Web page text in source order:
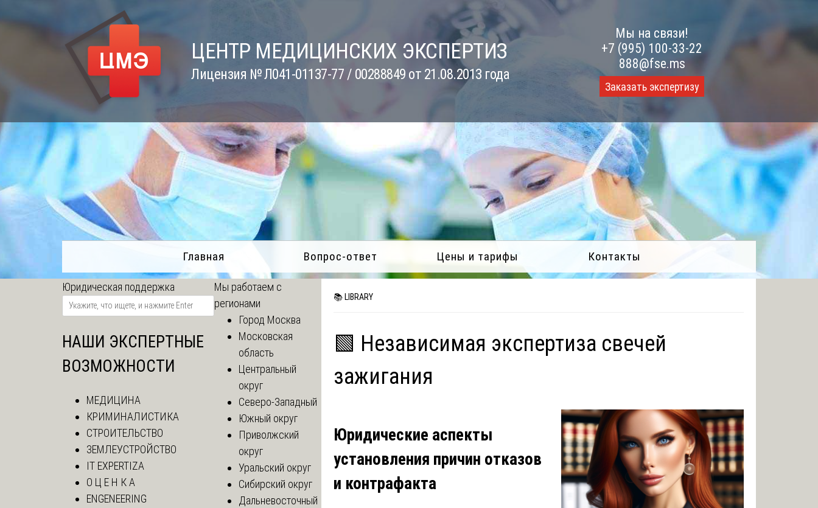
ЦЕНТР МЕДИЦИНСКИХ ЭКСПЕРТИЗ
Лицензия № Л041-01137-77 / 00288849 от 21.08.2013 года
Мы на связи!
+7 (995) 100-33-22
888@fse.ms
Заказать экспертизу
Главная Вопрос-ответ Цены и тарифы Контакты
📚 LIBRARY
🟩 Независимая экспертиза свечей
зажигания
Юридические аспекты
установления причин отказов
и контрафакта
Юридическая поддержка
НАШИ ЭКСПЕРТНЫЕ
ВОЗМОЖНОСТИ
МЕДИЦИНА
КРИМИНАЛИСТИКА
СТРОИТЕЛЬСТВО
ЗЕМЛЕУСТРОЙСТВО
IT EXPERTIZA
О Ц Е Н К А
ENGENEERING
Мы работаем с
регионами
Город Москва
Московская
область
Центральный
округ
Северо-Западный
Южный округ
Приволжский
округ
Уральский округ
Сибирский округ
Дальневосточный